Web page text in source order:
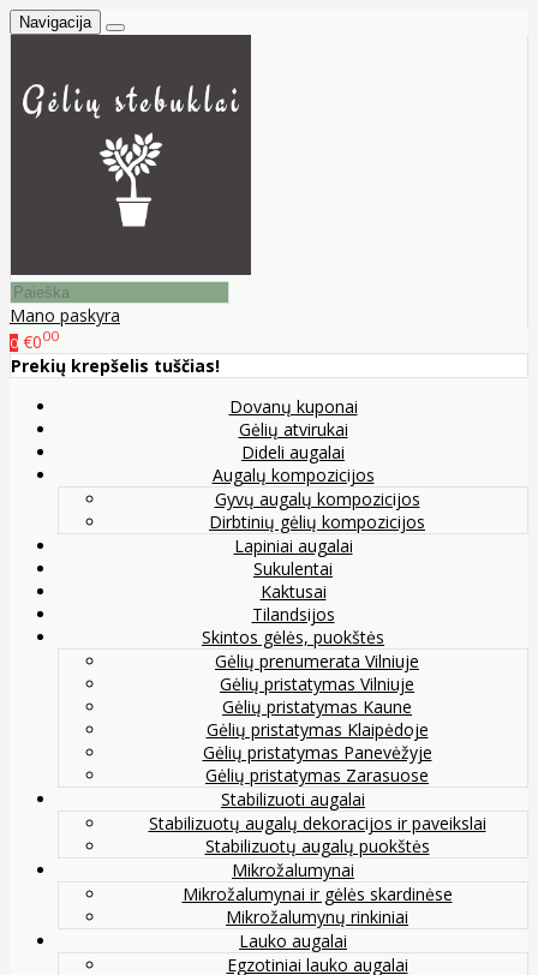
Navigacija
Mano paskyra
0 €000
Prekių krepšelis tuščias!
Dovanų kuponai
Gėlių atvirukai
Dideli augalai
Augalų kompozicijos
Gyvų augalų kompozicijos
Dirbtinių gėlių kompozicijos
Lapiniai augalai
Sukulentai
Kaktusai
Tilandsijos
Skintos gėlės, puokštės
Gėlių prenumerata Vilniuje
Gėlių pristatymas Vilniuje
Gėlių pristatymas Kaune
Gėlių pristatymas Klaipėdoje
Gėlių pristatymas Panevėžyje
Gėlių pristatymas Zarasuose
Stabilizuoti augalai
Stabilizuotų augalų dekoracijos ir paveikslai
Stabilizuotų augalų puokštės
Mikrožalumynai
Mikrožalumynai ir gėlės skardinėse
Mikrožalumynų rinkiniai
Lauko augalai
Egzotiniai lauko augalai